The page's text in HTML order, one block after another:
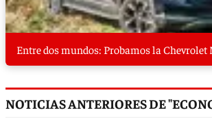
Entre dos mundos: Probamos la Chevrolet
NOTICIAS ANTERIORES DE